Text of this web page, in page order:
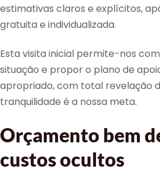
estimativas claros e explícitos,
gratuita e individualizada.
Esta visita inicial permite-nos
situação e propor o plano de
apropriado, com total revelação
tranquilidade é a nossa meta.
Orçamento bem
custos ocultos